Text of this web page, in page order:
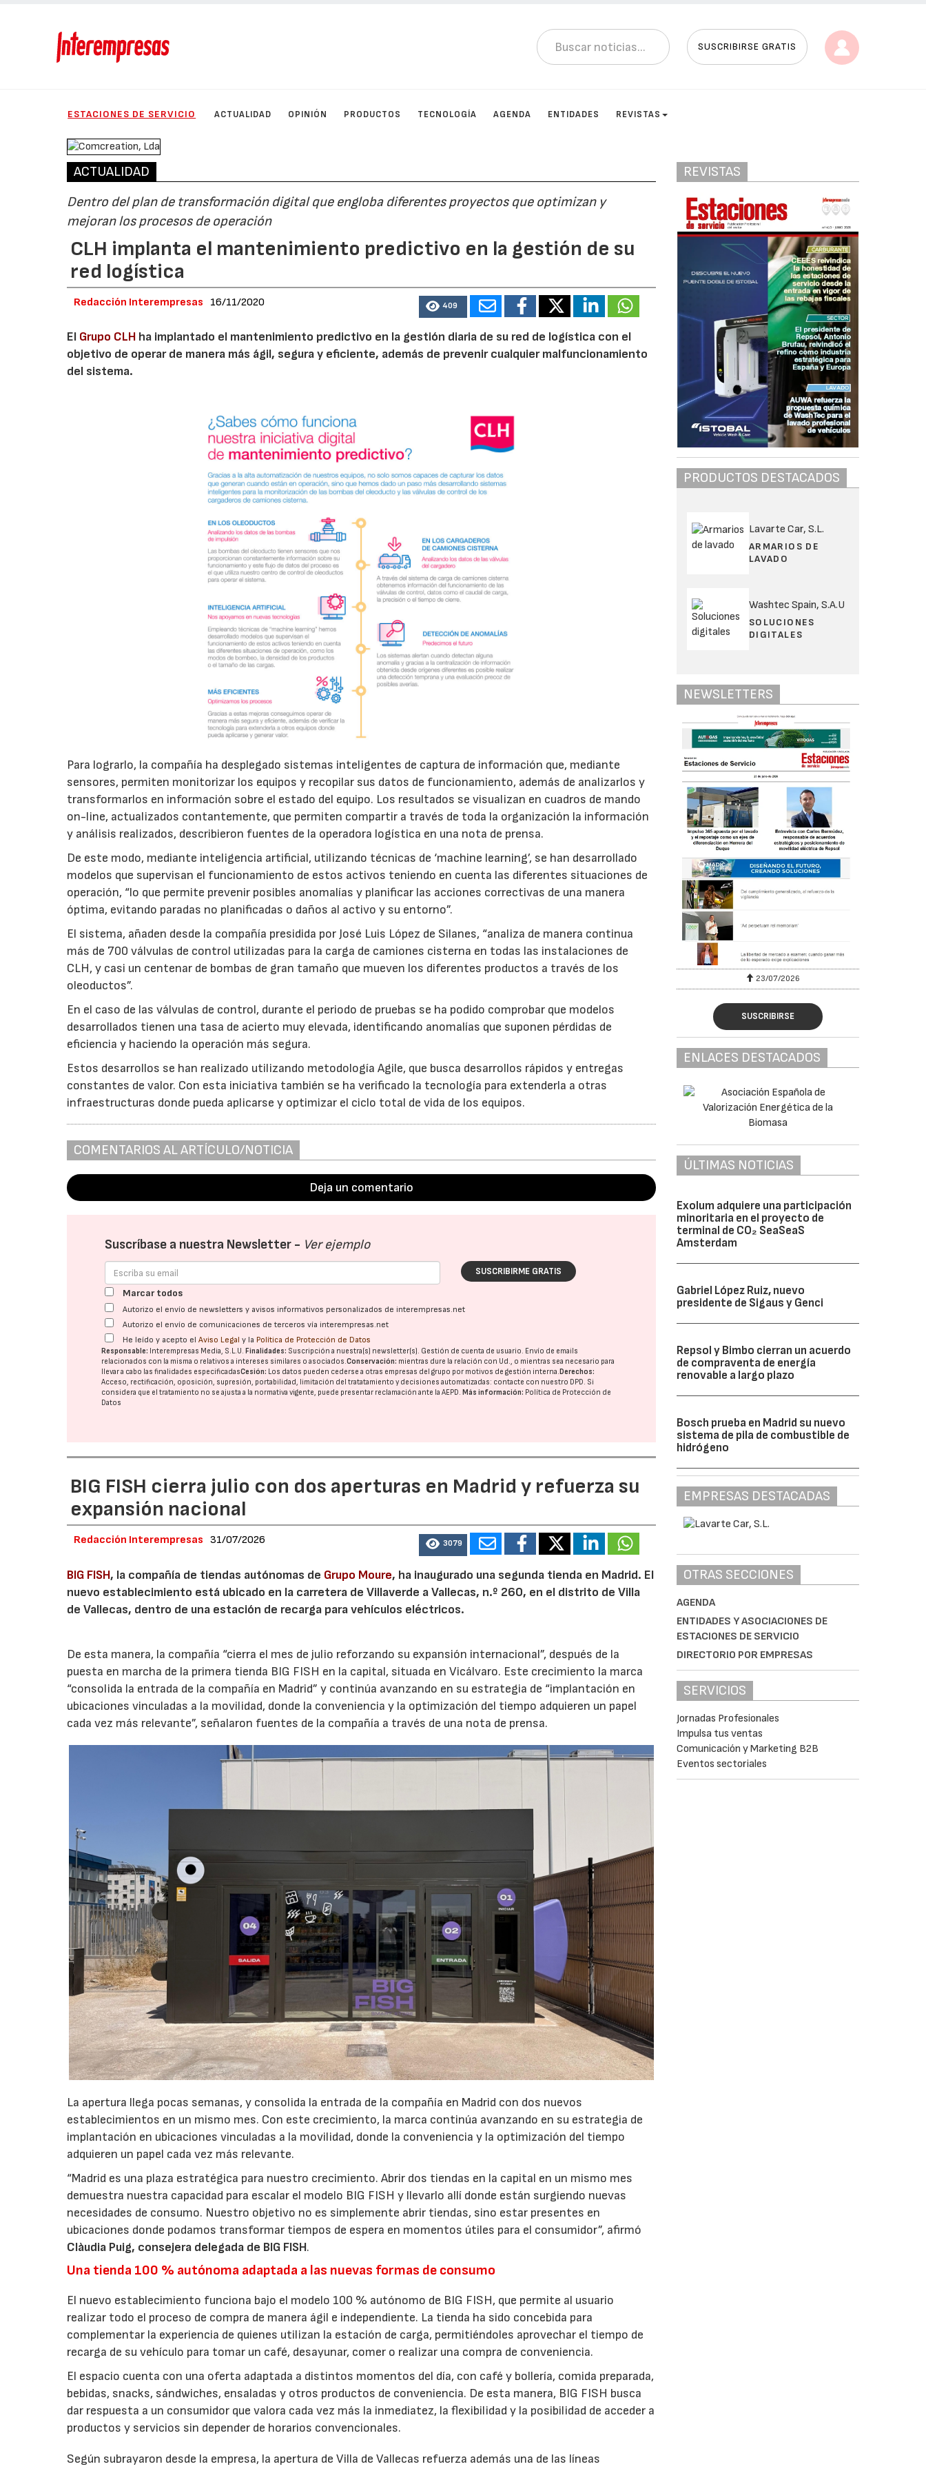
SUSCRIBIRSE GRATIS
ESTACIONES DE SERVICIO ACTUALIDAD OPINIÓN PRODUCTOS TECNOLOGÍA AGENDA ENTIDADES REVISTAS
ACTUALIDAD
Dentro del plan de transformación digital que engloba diferentes proyectos que optimizan y
mejoran los procesos de operación
CLH implanta el mantenimiento predictivo en la gestión de su
red logística
Redacción Interempresas 16/11/2020 409
El Grupo CLH ha implantado el mantenimiento predictivo en la gestión diaria de su red de logística con el
objetivo de operar de manera más ágil, segura y eficiente, además de prevenir cualquier malfuncionamiento
del sistema.
Para lograrlo, la compañía ha desplegado sistemas inteligentes de captura de información que, mediante
sensores, permiten monitorizar los equipos y recopilar sus datos de funcionamiento, además de analizarlos y
transformarlos en información sobre el estado del equipo. Los resultados se visualizan en cuadros de mando
on-line, actualizados contantemente, que permiten compartir a través de toda la organización la información
y análisis realizados, describieron fuentes de la operadora logística en una nota de prensa.
De este modo, mediante inteligencia artificial, utilizando técnicas de ‘machine learning’, se han desarrollado
modelos que supervisan el funcionamiento de estos activos teniendo en cuenta las diferentes situaciones de
operación, “lo que permite prevenir posibles anomalías y planificar las acciones correctivas de una manera
óptima, evitando paradas no planificadas o daños al activo y su entorno”.
El sistema, añaden desde la compañía presidida por José Luis López de Silanes, “analiza de manera continua
más de 700 válvulas de control utilizadas para la carga de camiones cisterna en todas las instalaciones de
CLH, y casi un centenar de bombas de gran tamaño que mueven los diferentes productos a través de los
oleoductos”.
En el caso de las válvulas de control, durante el periodo de pruebas se ha podido comprobar que modelos
desarrollados tienen una tasa de acierto muy elevada, identificando anomalías que suponen pérdidas de
eficiencia y haciendo la operación más segura.
Estos desarrollos se han realizado utilizando metodología Agile, que busca desarrollos rápidos y entregas
constantes de valor. Con esta iniciativa también se ha verificado la tecnología para extenderla a otras
infraestructuras donde pueda aplicarse y optimizar el ciclo total de vida de los equipos.
COMENTARIOS AL ARTÍCULO/NOTICIA
Deja un comentario
Suscríbase a nuestra Newsletter - Ver ejemplo
SUSCRIBIRME GRATIS
Marcar todos
Autorizo el envío de newsletters y avisos informativos personalizados de interempresas.net
Autorizo el envío de comunicaciones de terceros vía interempresas.net
He leído y acepto elAviso Legal y la Política de Protección de Datos
Responsable: Interempresas Media, S.L.U. Finalidades: Suscripción a nuestra(s) newsletter(s). Gestión de cuenta de usuario. Envío de emails
relacionados con la misma o relativos a intereses similares o asociados.Conservación: mientras dure la relación con Ud., o mientras sea necesario para
llevar a cabo las finalidades especificadasCesión: Los datos pueden cederse a otras empresas del grupo por motivos de gestión interna. Derechos:
Acceso, rectificación, oposición, supresión, portabilidad, limitación del tratatamiento y decisiones automatizadas: contacte con nuestro DPD. Si
considera que el tratamiento no se ajusta a la normativa vigente, puede presentar reclamación ante laAEPD. Más información: Política de Protección de
Datos
BIG FISH cierra julio con dos aperturas en Madrid y refuerza su
expansión nacional
Redacción Interempresas 31/07/2026 3079
BIG FISH, la compañía de tiendas autónomas de Grupo Moure, ha inaugurado una segunda tienda en Madrid. El
nuevo establecimiento está ubicado en la carretera de Villaverde a Vallecas, n.º 260, en el distrito de Villa
de Vallecas, dentro de una estación de recarga para vehículos eléctricos.
De esta manera, la compañía “cierra el mes de julio reforzando su expansión internacional”, después de la
puesta en marcha de la primera tienda BIG FISH en la capital, situada en Vicálvaro. Este crecimiento la marca
“consolida la entrada de la compañía en Madrid” y continúa avanzando en su estrategia de “implantación en
ubicaciones vinculadas a la movilidad, donde la conveniencia y la optimización del tiempo adquieren un papel
cada vez más relevante”, señalaron fuentes de la compañía a través de una nota de prensa.
La apertura llega pocas semanas, y consolida la entrada de la compañía en Madrid con dos nuevos
establecimientos en un mismo mes. Con este crecimiento, la marca continúa avanzando en su estrategia de
implantación en ubicaciones vinculadas a la movilidad, donde la conveniencia y la optimización del tiempo
adquieren un papel cada vez más relevante.
“Madrid es una plaza estratégica para nuestro crecimiento. Abrir dos tiendas en la capital en un mismo mes
demuestra nuestra capacidad para escalar el modelo BIG FISH y llevarlo allí donde están surgiendo nuevas
necesidades de consumo. Nuestro objetivo no es simplemente abrir tiendas, sino estar presentes en
ubicaciones donde podamos transformar tiempos de espera en momentos útiles para el consumidor”, afirmó
Clàudia Puig, consejera delegada de BIG FISH.
Una tienda 100 % autónoma adaptada a las nuevas formas de consumo
El nuevo establecimiento funciona bajo el modelo 100 % autónomo de BIG FISH, que permite al usuario
realizar todo el proceso de compra de manera ágil e independiente. La tienda ha sido concebida para
complementar la experiencia de quienes utilizan la estación de carga, permitiéndoles aprovechar el tiempo de
recarga de su vehículo para tomar un café, desayunar, comer o realizar una compra de conveniencia.
El espacio cuenta con una oferta adaptada a distintos momentos del día, con café y bollería, comida preparada,
bebidas, snacks, sándwiches, ensaladas y otros productos de conveniencia. De esta manera, BIG FISH busca
dar respuesta a un consumidor que valora cada vez más la inmediatez, la flexibilidad y la posibilidad de acceder a
productos y servicios sin depender de horarios convencionales.
Según subrayaron desde la empresa, la apertura de Villa de Vallecas refuerza además una de las líneas
REVISTAS
PRODUCTOS DESTACADOS
Lavarte Car, S.L.
ARMARIOS DE
LAVADO
Washtec Spain, S.A.U
SOLUCIONES
DIGITALES
NEWSLETTERS
23/07/2026
SUSCRIBIRSE
ENLACES DESTACADOS
ÚLTIMAS NOTICIAS
Exolum adquiere una participación
minoritaria en el proyecto de
terminal de CO₂ SeaSeaS
Amsterdam
Gabriel López Ruiz, nuevo
presidente de Sigaus y Genci
Repsol y Bimbo cierran un acuerdo
de compraventa de energía
renovable a largo plazo
Bosch prueba en Madrid su nuevo
sistema de pila de combustible de
hidrógeno
EMPRESAS DESTACADAS
OTRAS SECCIONES
AGENDA
ENTIDADES Y ASOCIACIONES DE
ESTACIONES DE SERVICIO
DIRECTORIO POR EMPRESAS
SERVICIOS
Jornadas Profesionales
Impulsa tus ventas
Comunicación y Marketing B2B
Eventos sectoriales